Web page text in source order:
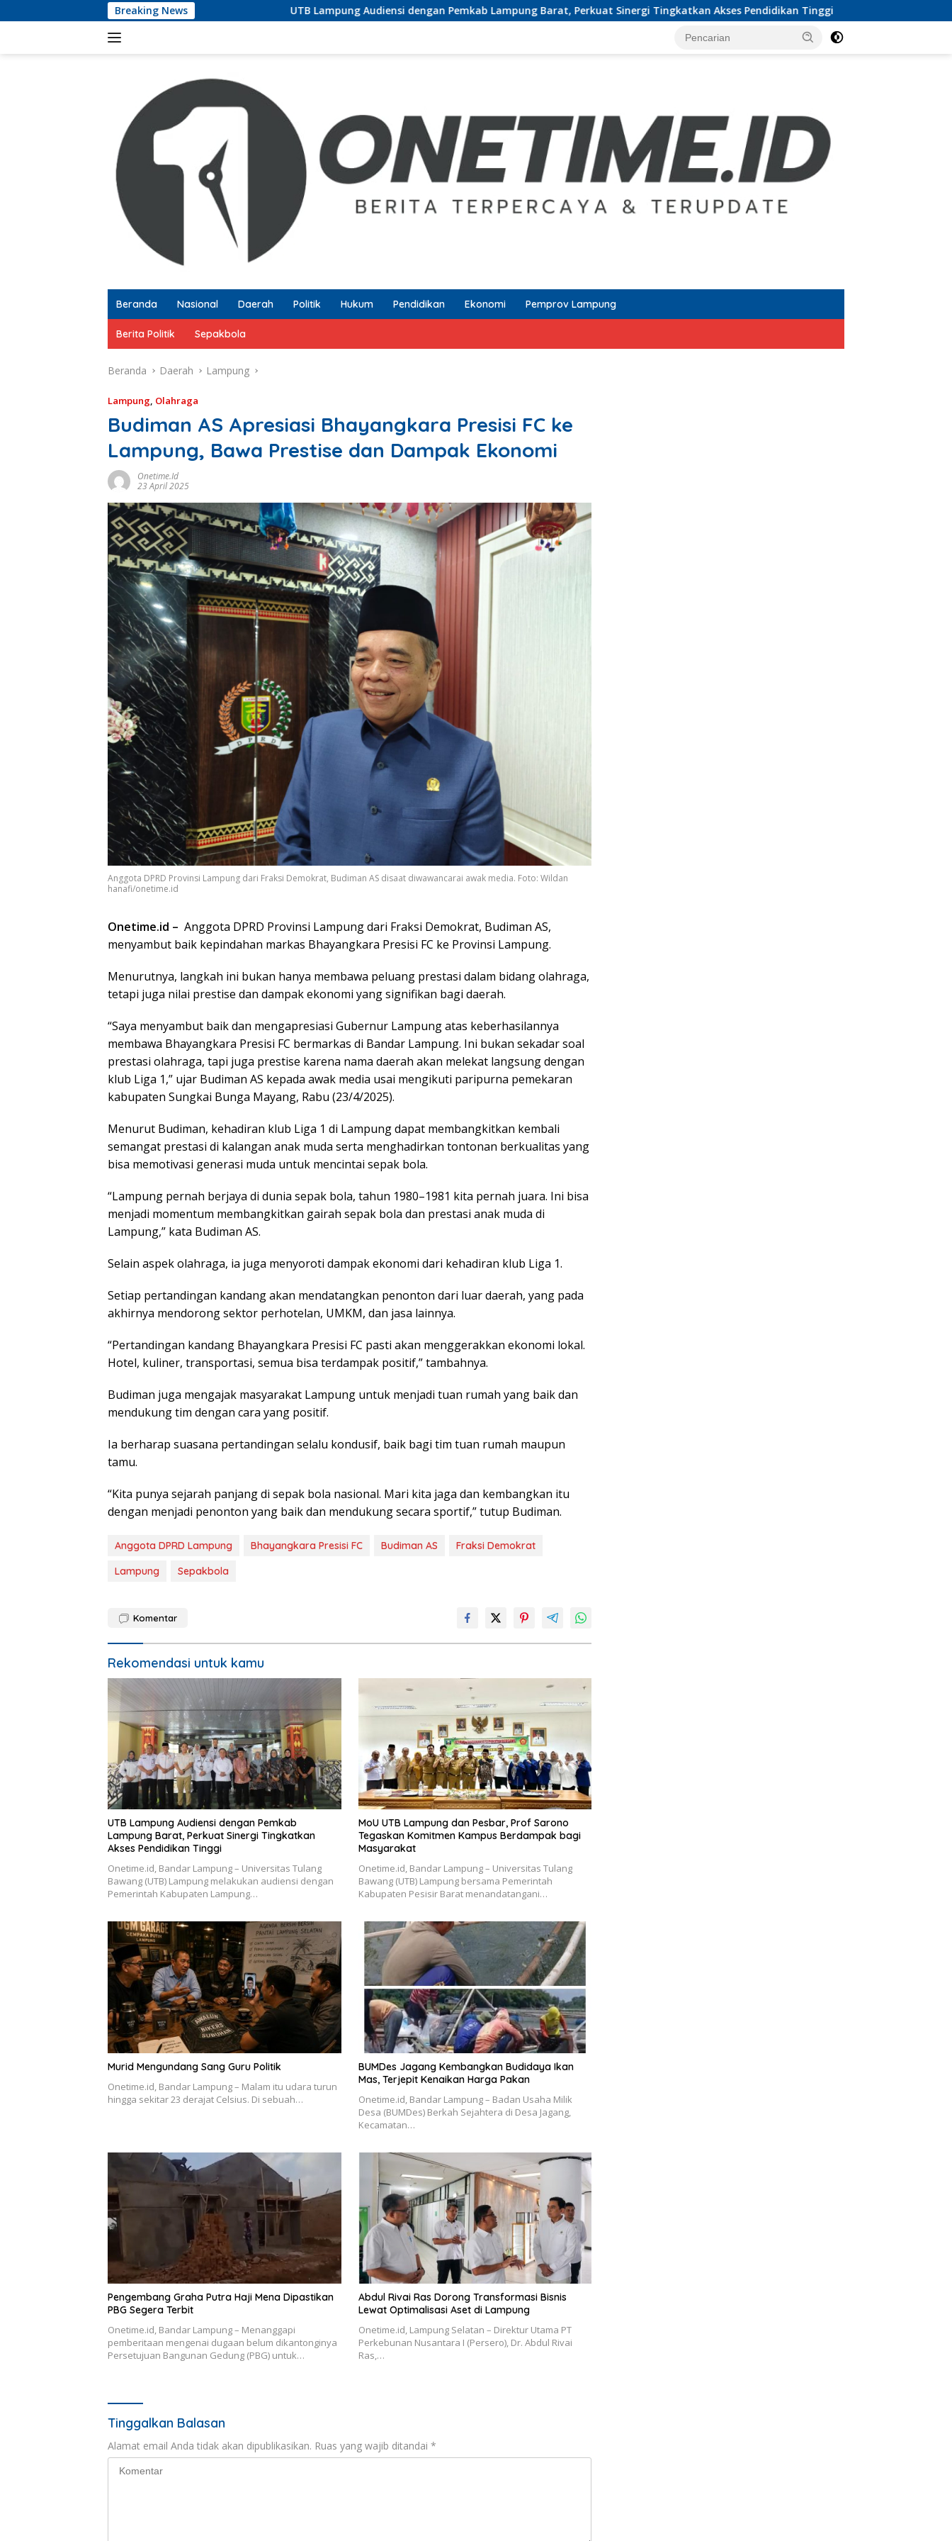
ke
Breaking NewsUTB Lampung Audiensi dengan Pemkab Lampung Barat, Perkuat Sinergi Tingkatkan Akses Pendidikan Tinggi MoU UTB Lampung dan Pesbar, Prof
Beranda Nasional Daerah Politik Hukum Pendidikan Ekonomi Pemprov Lampung
Berita Politik Sepakbola
Beranda Daerah Lampung
Lampung Olahraga
Budiman AS Apresiasi Bhayangkara Presisi FC ke
Lampung, Bawa Prestise dan Dampak Ekonomi
Onetime.id
23 April 2025
Anggota DPRD Provinsi Lampung dari Fraksi Demokrat, Budiman AS disaat diwawancarai awak media. Foto: Wildan
hanafi/onetime.id
Onetime.id – Anggota DPRD Provinsi Lampung dari Fraksi Demokrat, Budiman AS,
menyambut baik kepindahan markas Bhayangkara Presisi FC ke Provinsi Lampung.
Menurutnya, langkah ini bukan hanya membawa peluang prestasi dalam bidang olahraga,
tetapi juga nilai prestise dan dampak ekonomi yang signifikan bagi daerah.
“Saya menyambut baik dan mengapresiasi Gubernur Lampung atas keberhasilannya
membawa Bhayangkara Presisi FC bermarkas di Bandar Lampung. Ini bukan sekadar soal
prestasi olahraga, tapi juga prestise karena nama daerah akan melekat langsung dengan
klub Liga 1,” ujar Budiman AS kepada awak media usai mengikuti paripurna pemekaran
kabupaten Sungkai Bunga Mayang, Rabu (23/4/2025).
Menurut Budiman, kehadiran klub Liga 1 di Lampung dapat membangkitkan kembali
semangat prestasi di kalangan anak muda serta menghadirkan tontonan berkualitas yang
bisa memotivasi generasi muda untuk mencintai sepak bola.
“Lampung pernah berjaya di dunia sepak bola, tahun 1980–1981 kita pernah juara. Ini bisa
menjadi momentum membangkitkan gairah sepak bola dan prestasi anak muda di
Lampung,” kata Budiman AS.
Selain aspek olahraga, ia juga menyoroti dampak ekonomi dari kehadiran klub Liga 1.
Setiap pertandingan kandang akan mendatangkan penonton dari luar daerah, yang pada
akhirnya mendorong sektor perhotelan, UMKM, dan jasa lainnya.
“Pertandingan kandang Bhayangkara Presisi FC pasti akan menggerakkan ekonomi lokal.
Hotel, kuliner, transportasi, semua bisa terdampak positif,” tambahnya.
Budiman juga mengajak masyarakat Lampung untuk menjadi tuan rumah yang baik dan
mendukung tim dengan cara yang positif.
Ia berharap suasana pertandingan selalu kondusif, baik bagi tim tuan rumah maupun
tamu.
“Kita punya sejarah panjang di sepak bola nasional. Mari kita jaga dan kembangkan itu
dengan menjadi penonton yang baik dan mendukung secara sportif,” tutup Budiman.
Anggota DPRD Lampung Bhayangkara Presisi FC Budiman AS
Fraksi Demokrat
Lampung
Sepakbola
Komentar
Rekomendasi untuk kamu
UTB Lampung Audiensi dengan Pemkab
Lampung Barat, Perkuat Sinergi Tingkatkan
Akses Pendidikan Tinggi
Onetime.id, Bandar Lampung – Universitas Tulang
Bawang (UTB) Lampung melakukan audiensi dengan
Pemerintah Kabupaten Lampung…
MoU UTB Lampung dan Pesbar, Prof Sarono
Tegaskan Komitmen Kampus Berdampak bagi
Masyarakat
Onetime.id, Bandar Lampung – Universitas Tulang
Bawang (UTB) Lampung bersama Pemerintah
Kabupaten Pesisir Barat menandatangani…
Murid Mengundang Sang Guru Politik
Onetime.id, Bandar Lampung – Malam itu udara turun
hingga sekitar 23 derajat Celsius. Di sebuah…
BUMDes Jagang Kembangkan Budidaya Ikan
Mas, Terjepit Kenaikan Harga Pakan
Onetime.id, Bandar Lampung – Badan Usaha Milik
Desa (BUMDes) Berkah Sejahtera di Desa Jagang,
Kecamatan…
Pengembang Graha Putra Haji Mena Dipastikan
PBG Segera Terbit
Onetime.id, Bandar Lampung – Menanggapi
pemberitaan mengenai dugaan belum dikantonginya
Persetujuan Bangunan Gedung (PBG) untuk…
Abdul Rivai Ras Dorong Transformasi Bisnis
Lewat Optimalisasi Aset di Lampung
Onetime.id, Lampung Selatan – Direktur Utama PT
Perkebunan Nusantara I (Persero), Dr. Abdul Rivai
Ras,…
Tinggalkan Balasan
Alamat email Anda tidak akan dipublikasikan. Ruas yang wajib ditandai *